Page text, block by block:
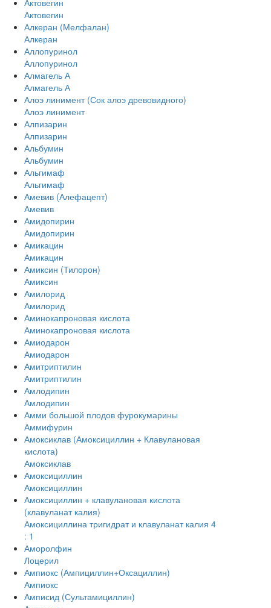
Актовегин
Актовегин
Алкеран (Мелфалан)
Алкеран
Аллопуринол
Аллопуринол
Алмагель А
Алмагель А
Алоэ линимент (Сок алоэ древовидного)
Алоэ линимент
Алпизарин
Алпизарин
Альбумин
Альбумин
Альгимаф
Альгимаф
Амевив (Алефацепт)
Амевив
Амидопирин
Амидопирин
Амикацин
Амикацин
Амиксин (Тилорон)
Амиксин
Амилорид
Амилорид
Аминокапроновая кислота
Аминокапроновая кислота
Амиодарон
Амиодарон
Амитриптилин
Амитриптилин
Амлодипин
Амлодипин
Амми большой плодов фурокумарины
Аммифурин
Амоксиклав (Амоксициллин + Клавулановая
кислота)
Амоксиклав
Амоксициллин
Амоксициллин
Амоксициллин + клавулановая кислота
(клавуланат калия)
Амоксициллина тригидрат и клавуланат калия 4
: 1
Аморолфин
Лоцерил
Ампиокс (Ампициллин+Оксациллин)
Ампиокс
Амписид (Сультамициллин)